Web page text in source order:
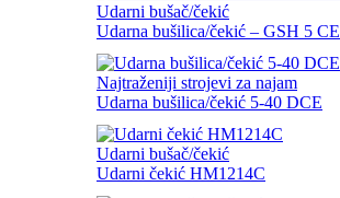
Udarni bušač/čekić
Udarna bušilica/čekić – GSH 5 CE
Najtraženiji strojevi za najam
Udarna bušilica/čekić 5-40 DCE
Udarni bušač/čekić
Udarni čekić HM1214C